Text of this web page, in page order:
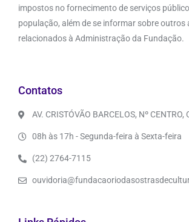
impostos no fornecimento de serviços
população, além de se informar sobre outros
relacionados à Administração da Fundação.
Contatos
AV. CRISTÓVÃO BARCELOS, Nº
08h às 17h - Segunda-feira à Sexta-feira
(22) 2764-7115